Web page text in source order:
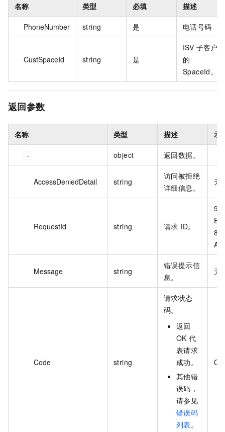
名称 类型 必填 描述
PhoneNumber string 是 电话号码
CustSpaceId string 是
ISV 子客户
的
SpaceId。
返回参数
名称 类型 描述 示
object 返回数据。
AccessDeniedDetail string
访问被拒绝
详细信息。
无
RequestId string 请求 ID。
Message string
错误提示信
息。
无
Code string
请求状态
码。
返回
OK 代
表请求
成功。
其他错
误码，
请参见
错误码
列表 。
OK